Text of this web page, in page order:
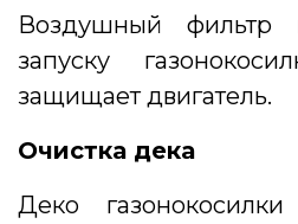
Воздушный фильтр
запуску
защищает двигатель.
Очистка дека
Деко